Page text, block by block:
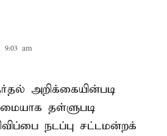
9:03 am
அறிக்கையின்படி
தள்ளுபடி
நடப்பு சட்டமன்றக்